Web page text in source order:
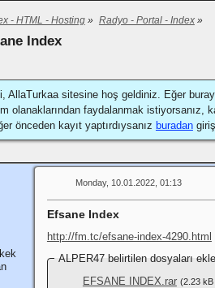
- HTML - Hosting» Radyo - Portal - Index»
Index
AllaTurkaa sitesine hoş geldiniz. Eğer
olanaklarından faydalanmak istiyorsanız,
önceden kayıt yaptırdıysanız buradan
Monday, 10.01.2022, 01:13
Efsane Index
http://fm.tc/efsane-index-4290.html
ALPER47 belirtilen dosyaları
EFSANE INDEX.rar (2.23 kB